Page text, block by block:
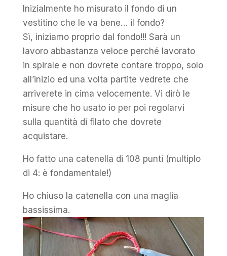
Inizialmente ho misurato il fondo di un
vestitino che le va bene… il fondo?
Sì, iniziamo proprio dal fondo!!! Sarà un
lavoro abbastanza veloce perché lavorato
in spirale e non dovrete contare troppo, solo
all’inizio ed una volta partite vedrete che
arriverete in cima velocemente. Vi dirò le
misure che ho usato io per poi regolarvi
sulla quantità di filato che dovrete
acquistare.
Ho fatto una catenella di 108 punti (multiplo
di 4: è fondamentale!)
Ho chiuso la catenella con una maglia
bassissima.